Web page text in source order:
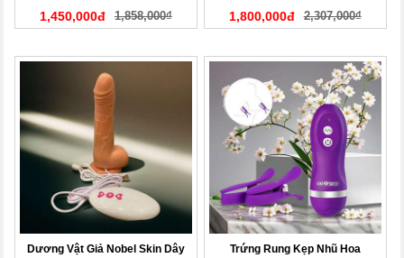
1,450,000đ 1,858,000₫ 1,800,000đ 2,307,000₫
Dương Vật Giả Nobel Skin Dây
Trứng Rung Kẹp Nhũ Hoa